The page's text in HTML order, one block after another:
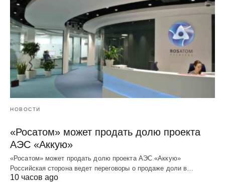
НОВОСТИ
«Росатом» может продать долю проекта
АЭС «Аккую»
«Росатом» может продать долю проекта АЭС «Аккую»
Российская сторона ведет переговоры о продаже доли в…
10 часов ago